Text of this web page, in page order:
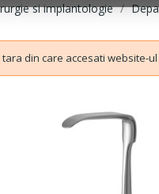
si implantologie
din care accesati website-ul